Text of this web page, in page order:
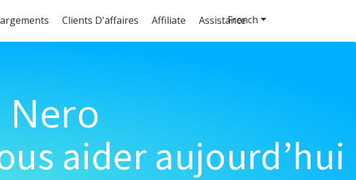
Clients D'affaires Affiliate Assistance
Nero
aider aujourd’hui
French